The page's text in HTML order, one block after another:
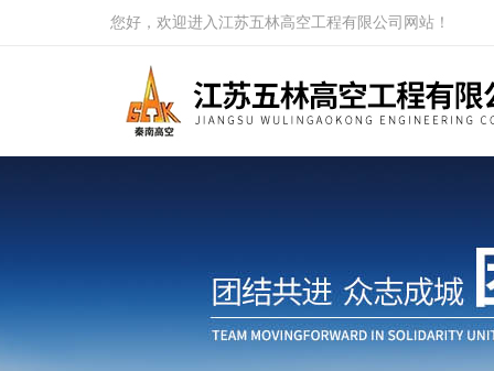
您好，欢迎进入江苏五林高空工程有限公司网站！